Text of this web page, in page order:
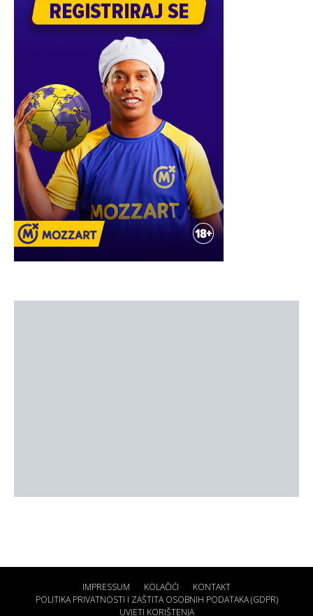
IMPRESSUM KOLAČIĆI
KONTAKT
POLITIKA PRIVATNOSTI I ZAŠTITA OSOBNIH PODATAKA (GDPR)
UVJETI KORIŠTENJA